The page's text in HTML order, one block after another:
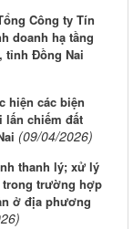
Công ty Tín
doanh hạ tầng
tỉnh Đồng Nai
hiện các biện
lấn chiếm đất
(09/04/2026)
thanh lý; xử lý
trong trường hợp
ở địa phương